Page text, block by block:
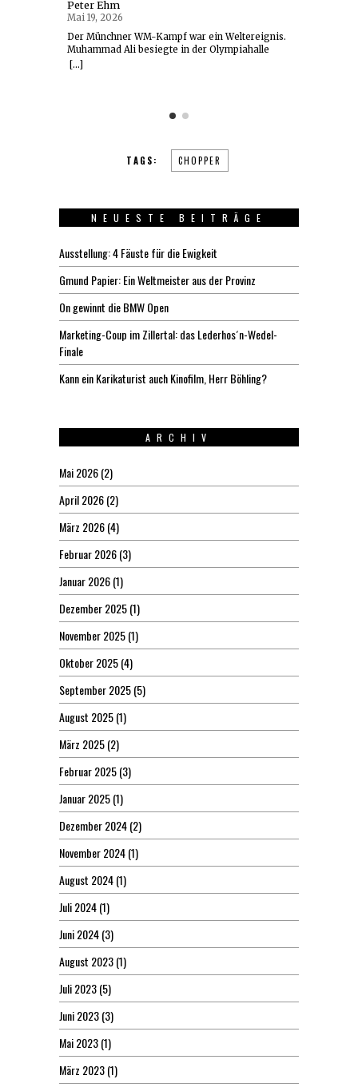
Peter Ehm
Mai 19, 2026
Der Münchner WM-Kampf war ein Weltereignis.
Muhammad Ali besiegte in der Olympiahalle
Richard Dunn. Das war vor 50 Jahren. Jetzt das
unglaubliches TV-Weltspektakel. Das waren noch
[...]
TAGS: CHOPPER
NEUESTE BEITRÄGE
Ausstellung: 4 Fäuste für die Ewigkeit
Gmund Papier: Ein Weltmeister aus der Provinz
On gewinnt die BMW Open
Marketing-Coup im Zillertal: das Lederhos´n-Wedel-
Finale
Kann ein Karikaturist auch Kinofilm, Herr Böhling?
ARCHIV
Mai 2026(2)
April 2026(2)
März 2026(4)
Februar 2026(3)
Januar 2026(1)
Dezember 2025(1)
November 2025(1)
Oktober 2025(4)
September 2025(5)
August 2025(1)
März 2025(2)
Februar 2025(3)
Januar 2025(1)
Dezember 2024(2)
November 2024(1)
August 2024(1)
Juli 2024(1)
Juni 2024(3)
August 2023(1)
Juli 2023(5)
Juni 2023(3)
Mai 2023(1)
März 2023(1)